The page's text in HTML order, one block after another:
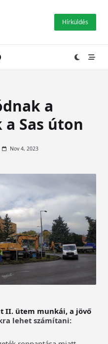
Hírküldés
a
Sas úton
Nov 4, 2023
II. ütem munkái, a jövő
lehet számítani: